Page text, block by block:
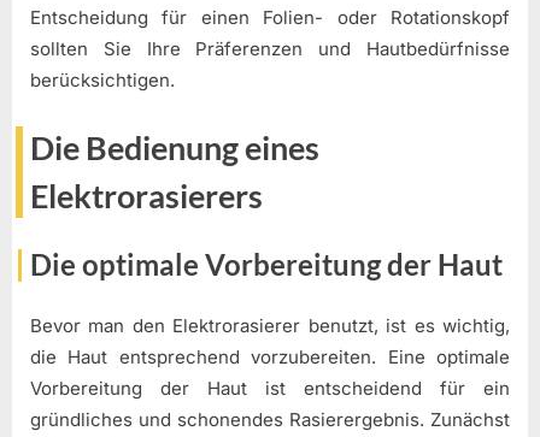
Entscheidung für einen Folien- oder Rotationskopf
sollten Sie Ihre Präferenzen und Hautbedürfnisse
berücksichtigen.
Die Bedienung eines
Elektrorasierers
Die optimale Vorbereitung der Haut
Bevor man den Elektrorasierer benutzt, ist es wichtig,
die Haut entsprechend vorzubereiten. Eine optimale
Vorbereitung der Haut ist entscheidend für ein
gründliches und schonendes Rasierergebnis. Zunächst